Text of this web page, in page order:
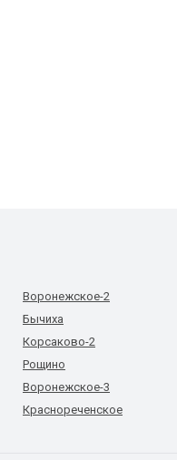
Воронежское-2
Бычиха
Корсаково-2
Рощино
Воронежское-3
Краснореченское